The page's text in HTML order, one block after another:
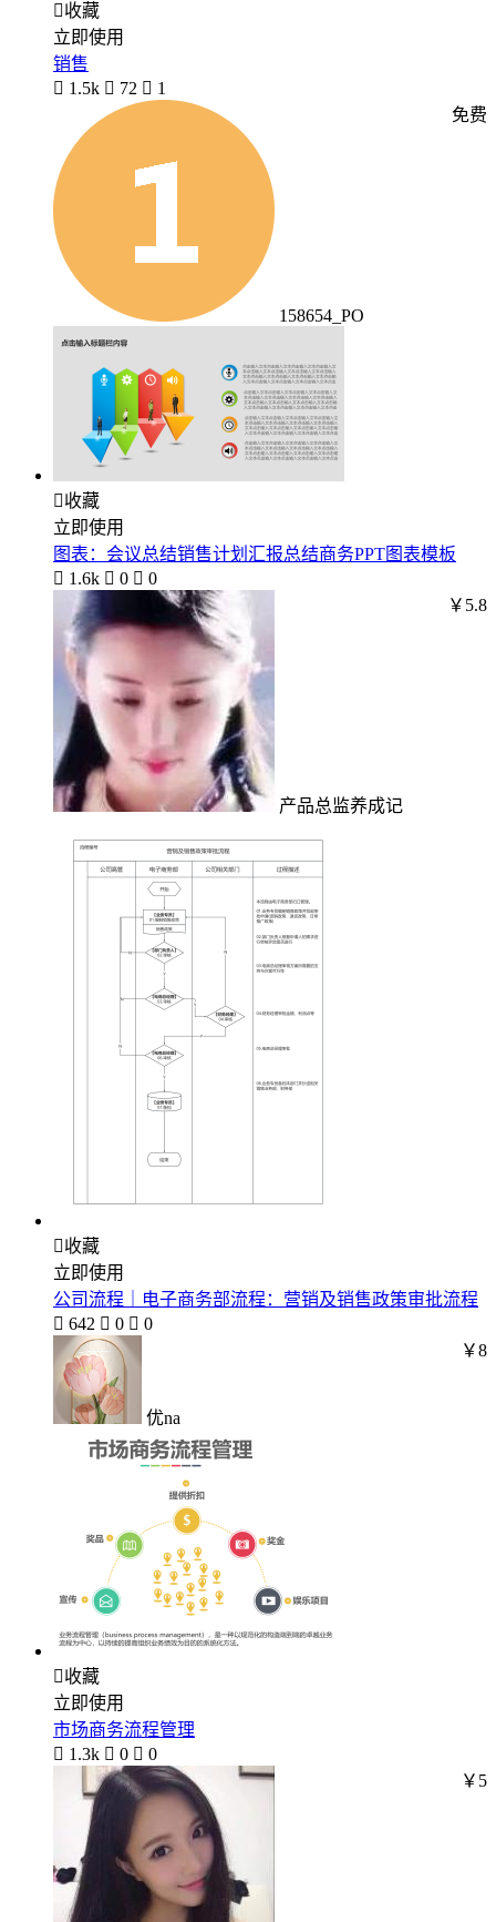
收藏
立即使用
销售
 1.5k  72  1
158654_PO
免费
收藏
立即使用
图表：会议总结销售计划汇报总结商务PPT图表模板
 1.6k  0  0
产品总监养成记
￥5.8
收藏
立即使用
公司流程｜电子商务部流程：营销及销售政策审批流程
 642  0  0
优na
￥8
收藏
立即使用
市场商务流程管理
 1.3k  0  0
￥5